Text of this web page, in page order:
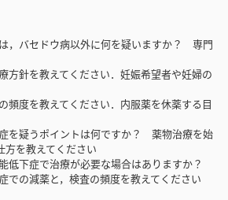
セドウ病以外に何を疑いますか？ 専門
を教えてください．妊娠希望者や妊婦の
を教えてください．内服薬を休薬する目
うポイントは何ですか？ 薬物治療を始
方を教えてください
症で治療が必要な場合はありますか？
減薬と，検査の頻度を教えてください